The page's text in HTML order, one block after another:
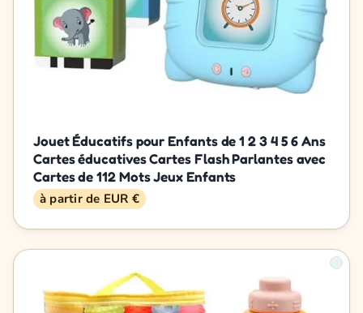
Jouet Éducatifs pour Enfants de 1 2 3 4 5 6 Ans
Cartes éducatives Cartes Flash Parlantes avec
Cartes de 112 Mots Jeux Enfants
à partir de EUR €